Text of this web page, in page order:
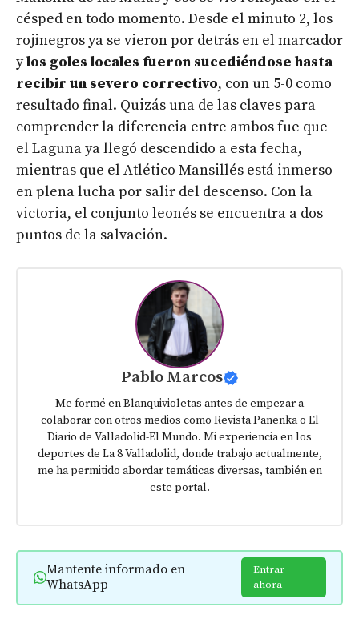
césped en todo momento. Desde el minuto 2, los
rojinegros ya se vieron por detrás en el marcador
ylos goles locales fueron sucediéndose hasta
recibir un severo correctivo, con un 5-0 como
resultado final. Quizás una de las claves para
comprender la diferencia entre ambos fue que
el Laguna ya llegó descendido a esta fecha,
mientras que el Atlético Mansillés está inmerso
en plena lucha por salir del descenso. Con la
victoria, el conjunto leonés se encuentra a dos
puntos de la salvación.
Pablo Marcos
Me formé en Blanquivioletas antes de empezar a
colaborar con otros medios como Revista Panenka o El
Diario de Valladolid-El Mundo. Mi experiencia en los
deportes de La 8 Valladolid, donde trabajo actualmente,
me ha permitido abordar temáticas diversas, también en
este portal.
Mantente informado en
WhatsApp
Entrar
ahora